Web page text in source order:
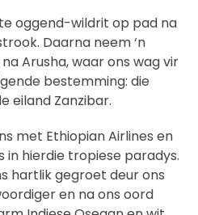
oggend-wildrit op pad na
Daarna neem ‘n
Arusha, waar ons wag vir
bestemming: die
eiland Zanzibar.
met Ethiopian Airlines en
in hierdie tropiese paradys.
hartlik gegroet deur ons
en na ons oord